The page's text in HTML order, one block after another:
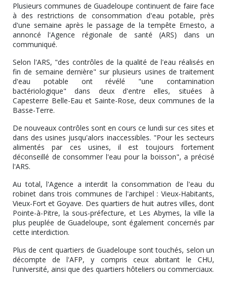
Plusieurs communes de Guadeloupe continuent de faire face
à des restrictions de consommation d'eau potable, près
d'une semaine après le passage de la tempête Ernesto, a
annoncé l'Agence régionale de santé (ARS) dans un
communiqué.
Selon l'ARS, "des contrôles de la qualité de l'eau réalisés en
fin de semaine dernière" sur plusieurs usines de traitement
d'eau potable ont révélé "une contamination
bactériologique" dans deux d'entre elles, situées à
Capesterre Belle-Eau et Sainte-Rose, deux communes de la
Basse-Terre.
De nouveaux contrôles sont en cours ce lundi sur ces sites et
dans des usines jusqu'alors inaccessibles. "Pour les secteurs
alimentés par ces usines, il est toujours fortement
déconseillé de consommer l'eau pour la boisson", a précisé
l'ARS.
Au total, l'Agence a interdit la consommation de l'eau du
robinet dans trois communes de l'archipel : Vieux-Habitants,
Vieux-Fort et Goyave. Des quartiers de huit autres villes, dont
Pointe-à-Pitre, la sous-préfecture, et Les Abymes, la ville la
plus peuplée de Guadeloupe, sont également concernés par
cette interdiction.
Plus de cent quartiers de Guadeloupe sont touchés, selon un
décompte de l'AFP, y compris ceux abritant le CHU,
l'université, ainsi que des quartiers hôteliers ou commerciaux.